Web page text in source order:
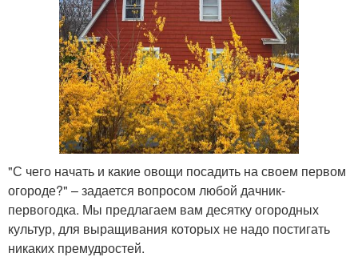
"С чего начать и какие овощи посадить на своем первом
огороде?" – задается вопросом любой дачник-
первогодка. Мы предлагаем вам десятку огородных
культур, для выращивания которых не надо постигать
никаких премудростей.